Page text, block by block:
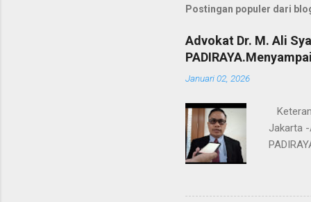
Postingan populer dari
Advokat Dr. M. Ali
Januari 02, 2026
Jakarta -
untuk